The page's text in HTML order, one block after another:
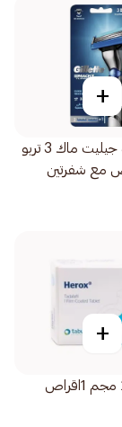
+
ماكينة حلاقة جيليت ماك 3 تربو
مقبض مع شفرتين
+